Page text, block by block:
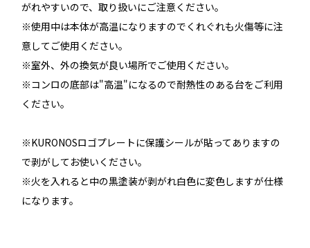
がれやすいので、取り扱いにご注意ください。
※使用中は本体が高温になりますのでくれぐれも火傷等に注
意してご使用ください。
※室外、外の換気が良い場所でご使用ください。
※コンロの底部は"高温"になるので耐熱性のある台をご利用
ください。
※KURONOSロゴプレートに保護シールが貼ってありますの
で剥がしてお使いください。
※火を入れると中の黒塗装が剥がれ白色に変色しますが仕様
になります。